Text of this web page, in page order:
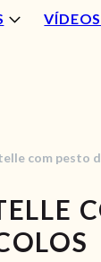
VÍDEOS
RECEITAS
com pesto